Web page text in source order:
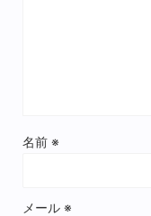
名前 ※
メール ※